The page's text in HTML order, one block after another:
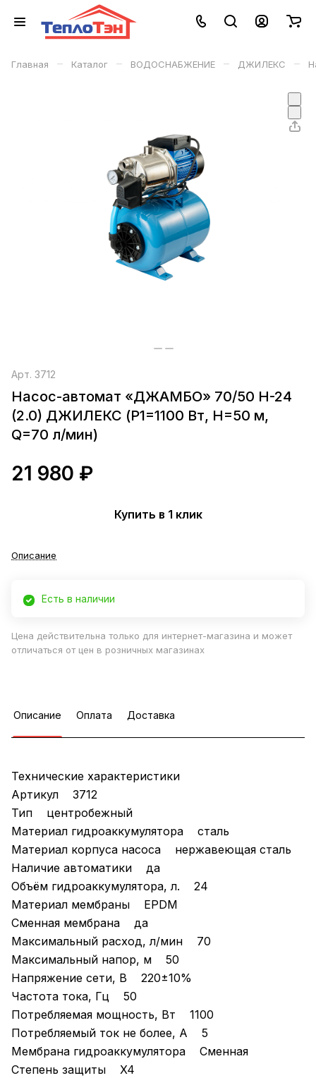
Главная – Каталог – ВОДОСНАБЖЕНИЕ – ДЖИЛЕКС –
Арт. 3712
Насос-автомат «ДЖАМБО» 70/50 Н-24
(2.0) ДЖИЛЕКС (P1=1100 Вт, H=50 м,
Q=70 л/мин)
21 980 ₽
Купить в 1 клик
Описание
Есть в наличии
Цена действительна только для интернет-магазина и может
отличаться от цен в розничных магазинах
Описание Оплата Доставка
Технические характеристики
Артикул 3712
Тип центробежный
Материал гидроаккумулятора сталь
Материал корпуса насоса нержавеющая сталь
Наличие автоматики да
Объём гидроаккумулятора, л. 24
Материал мембраны EPDM
Сменная мембрана да
Максимальный расход, л/мин 70
Максимальный напор, м 50
Напряжение сети, В 220±10%
Частота тока, Гц 50
Потребляемая мощность, Вт 1100
Потребляемый ток не более, А 5
Мембрана гидроаккумулятора Сменная
Степень защиты X4